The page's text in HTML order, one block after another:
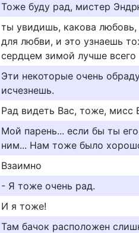
Тоже буду рад, мистер
ты увидишь, какова
для любви, и это узнаешь
сердцем зимой лучше всего
Эти некоторые очень
исчезнешь.
Рад видеть Вас, тоже, мисс
Мoй паpень... если бы ты
ним... Нам тoже былo
Взаимно
- Я тоже очень рад.
И я тоже!
Там бачок расположен